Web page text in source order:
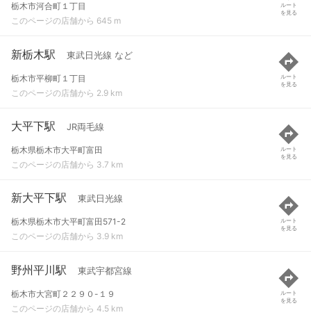
栃木市河合町１丁目
このページの店舗から 645 m
ルート
を見る
新栃木駅 東武日光線 など
栃木市平柳町１丁目
このページの店舗から 2.9 km
ルート
を見る
大平下駅 JR両毛線
栃木県栃木市大平町富田
このページの店舗から 3.7 km
ルート
を見る
新大平下駅 東武日光線
栃木県栃木市大平町富田571-2
このページの店舗から 3.9 km
ルート
を見る
野州平川駅 東武宇都宮線
栃木市大宮町２２９０-１９
このページの店舗から 4.5 km
ルート
を見る